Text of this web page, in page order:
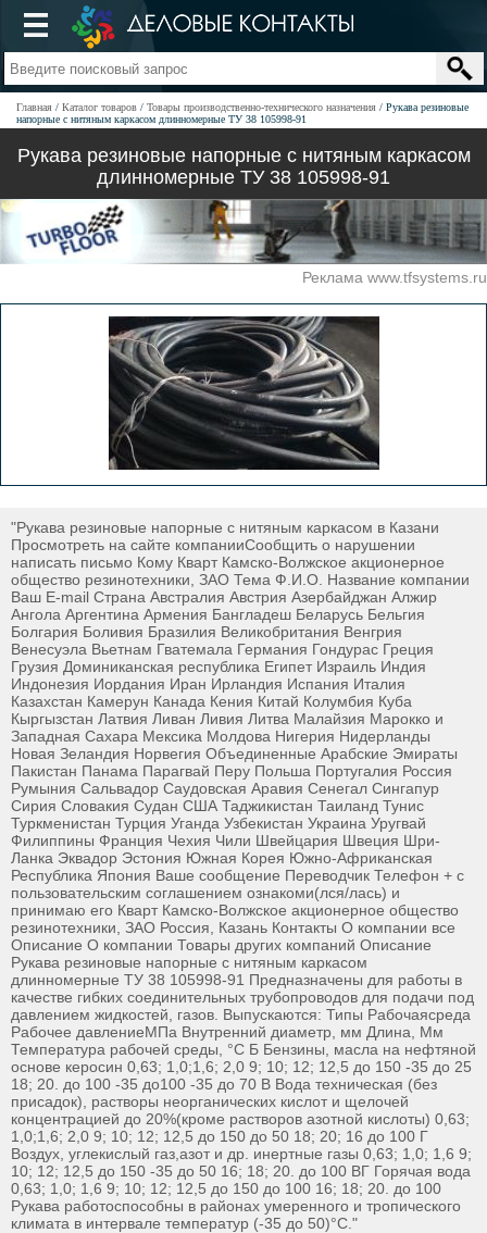
Главная Каталог товаров Товары производственно-технического назначения
Рукава резиновые
напорные с нитяным каркасом длинномерные ТУ 38 105998-91
Рукава резиновые напорные с нитяным каркасом
длинномерные ТУ 38 105998-91
Реклама www.tfsystems.ru
"Рукава резиновые напорные с нитяным каркасом в Казани
Просмотреть на сайте компанииСообщить о нарушении
написать письмо Кому Кварт Камско-Волжское акционерное
общество резинотехники, ЗАО Тема Ф.И.О. Название компании
Ваш E-mail Страна Австралия Австрия Азербайджан Алжир
Ангола Аргентина Армения Бангладеш Беларусь Бельгия
Болгария Боливия Бразилия Великобритания Венгрия
Венесуэла Вьетнам Гватемала Германия Гондурас Греция
Грузия Доминиканская республика Египет Израиль Индия
Индонезия Иордания Иран Ирландия Испания Италия
Казахстан Камерун Канада Кения Китай Колумбия Куба
Кыргызстан Латвия Ливан Ливия Литва Малайзия Марокко и
Западная Сахара Мексика Молдова Нигерия Нидерланды
Новая Зеландия Норвегия Объединенные Арабские Эмираты
Пакистан Панама Парагвай Перу Польша Португалия Россия
Румыния Сальвадор Саудовская Аравия Сенегал Сингапур
Сирия Словакия Судан США Таджикистан Таиланд Тунис
Туркменистан Турция Уганда Узбекистан Украина Уругвай
Филиппины Франция Чехия Чили Швейцария Швеция Шри-
Ланка Эквадор Эстония Южная Корея Южно-Африканская
Республика Япония Ваше сообщение Переводчик Телефон + с
пользовательским соглашением ознакоми(лся/лась) и
принимаю его Кварт Камско-Волжское акционерное общество
резинотехники, ЗАО Россия, Казань Контакты О компании все
Описание О компании Товары других компаний Описание
Рукава резиновые напорные с нитяным каркасом
длинномерные ТУ 38 105998-91 Предназначены для работы в
качестве гибких соединительных трубопроводов для подачи под
давлением жидкостей, газов. Выпускаются: Типы Рабочаясреда
Рабочее давлениеМПа Внутренний диаметр, мм Длина, Мм
Температура рабочей среды, °С Б Бензины, масла на нефтяной
основе керосин 0,63; 1,0;1,6; 2,0 9; 10; 12; 12,5 до 150 -35 до 25
18; 20. до 100 -35 до100 -35 до 70 В Вода техническая (без
присадок), растворы неорганических кислот и щелочей
концентрацией до 20%(кроме растворов азотной кислоты) 0,63;
1,0;1,6; 2,0 9; 10; 12; 12,5 до 150 до 50 18; 20; 16 до 100 Г
Воздух, углекислый газ,азот и др. инертные газы 0,63; 1,0; 1,6 9;
10; 12; 12,5 до 150 -35 до 50 16; 18; 20. до 100 ВГ Горячая вода
0,63; 1,0; 1,6 9; 10; 12; 12,5 до 150 до 100 16; 18; 20. до 100
Рукава работоспособны в районах умеренного и тропического
климата в интервале температур (-35 до 50)°С."